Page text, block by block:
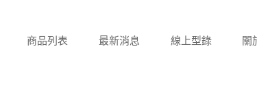
商品列表 最新消息 線上型錄 關